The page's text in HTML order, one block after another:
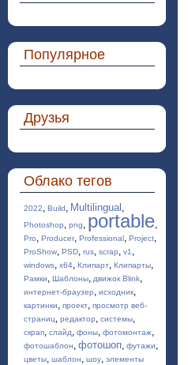
Популярное
Друзья
Облако тегов
2022, Build, Multilingual ,
Photoshop, png, portable,
Pro, Producer, Professional, Project,
ProShow, PSD, rus, scrap, v1 ,
windows, x64, Клипарт, Клипарты,
Рамки, Шаблоны, движок Blink,
интернет-браузер, исходник,
картинки, проект, просмотр веб-
страниц, редактор, системы,
скрап, слайд, фоны, фотомонтаж,
фотошаблон, фотошоп, футажи,
цветы, шаблон, шоу, элементы